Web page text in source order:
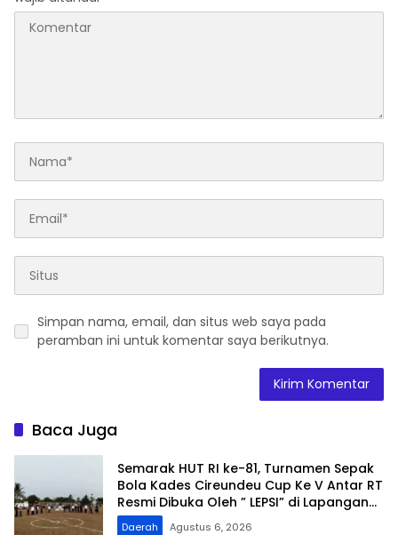
Simpan nama, email, dan situs web saya pada
peramban ini untuk komentar saya berikutnya.
Baca Juga
Semarak HUT RI ke-81, Turnamen Sepak
Bola Kades Cireundeu Cup Ke V Antar RT
Resmi Dibuka Oleh ” LEPSI” di Lapangan
FC Family
Daerah Agustus 6, 2026